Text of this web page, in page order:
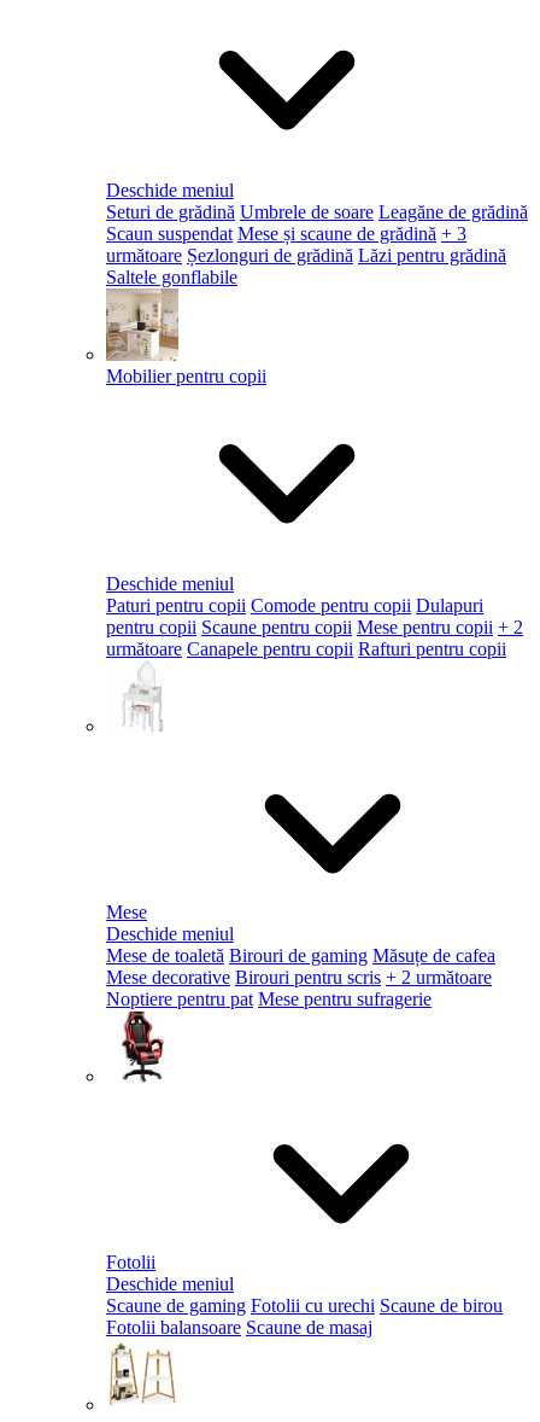
Deschide meniul
Seturi de grădină Umbrele de soare Leagăne de grădină
Scaun suspendat Mese și scaune de grădină + 3
următoare Șezlonguri de grădină Lăzi pentru grădină
Saltele gonflabile
Mobilier pentru copii
Deschide meniul
Paturi pentru copii Comode pentru copii Dulapuri
pentru copii Scaune pentru copii Mese pentru copii + 2
următoare Canapele pentru copii Rafturi pentru copii
Mese
Deschide meniul
Mese de toaletă Birouri de gaming Măsuțe de cafea
Mese decorative Birouri pentru scris + 2 următoare
Noptiere pentru pat Mese pentru sufragerie
Fotolii
Deschide meniul
Scaune de gaming Fotolii cu urechi Scaune de birou
Fotolii balansoare Scaune de masaj